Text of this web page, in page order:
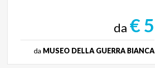
da € 5
da MUSEO DELLA GUERRA BIANCA